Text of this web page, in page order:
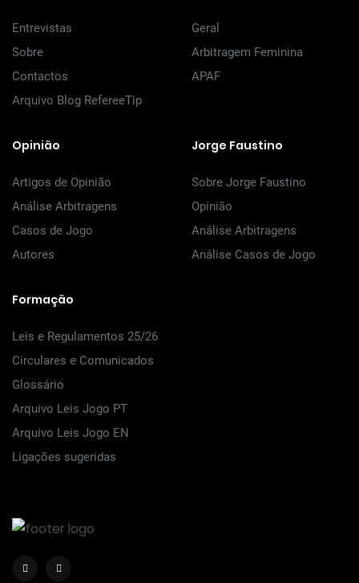
Entrevistas
Sobre
Contactos
Arquivo Blog RefereeTip
Geral
Arbitragem Feminina
APAF
Opinião
Artigos de Opinião
Análise Arbitragens
Casos de Jogo
Autores
Jorge Faustino
Sobre Jorge Faustino
Opinião
Análise Arbitragens
Análise Casos de Jogo
Formação
Leis e Regulamentos 25/26
Circulares e Comunicados
Glossário
Arquivo Leis Jogo PT
Arquivo Leis Jogo EN
Ligações sugeridas